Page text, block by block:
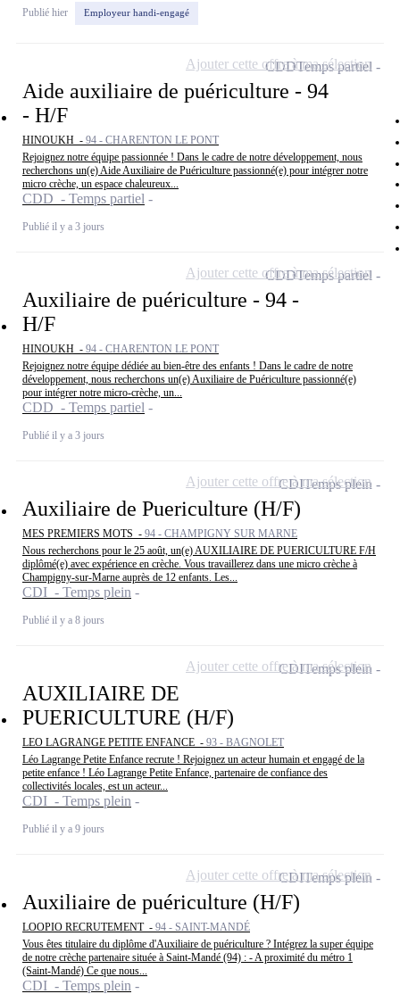
Publié hier Employeur handi-engagé
Aide auxiliaire de puériculture - 94
- H/F
HINOUKH - 94 - CHARENTON LE PONT
Rejoignez notre équipe passionnée ! Dans le cadre de notre développement, nous
recherchons un(e) Aide Auxiliaire de Puériculture passionné(e) pour intégrer notre
micro crèche, un espace chaleureux...
CDD - Temps partiel
Publié il y a 3 jours
CDDTemps partiel
Ajouter cette offre à ma sélection
Auxiliaire de puériculture - 94 -
H/F
HINOUKH - 94 - CHARENTON LE PONT
Rejoignez notre équipe dédiée au bien-être des enfants ! Dans le cadre de notre
développement, nous recherchons un(e) Auxiliaire de Puériculture passionné(e)
pour intégrer notre micro-crèche, un...
CDD - Temps partiel
Publié il y a 3 jours
CDDTemps partiel
Ajouter cette offre à ma sélection
Auxiliaire de Puericulture (H/F)
MES PREMIERS MOTS - 94 - CHAMPIGNY SUR MARNE
Nous recherchons pour le 25 août, un(e) AUXILIAIRE DE PUERICULTURE F/H
diplômé(e) avec expérience en crèche. Vous travaillerez dans une micro crèche à
Champigny-sur-Marne auprès de 12 enfants. Les...
CDI - Temps plein
Publié il y a 8 jours
CDITemps plein
Ajouter cette offre à ma sélection
AUXILIAIRE DE
PUERICULTURE (H/F)
LEO LAGRANGE PETITE ENFANCE - 93 - BAGNOLET
Léo Lagrange Petite Enfance recrute ! Rejoignez un acteur humain et engagé de la
petite enfance ! Léo Lagrange Petite Enfance, partenaire de confiance des
collectivités locales, est un acteur...
CDI - Temps plein
Publié il y a 9 jours
CDITemps plein
Ajouter cette offre à ma sélection
Auxiliaire de puériculture (H/F)
LOOPIO RECRUTEMENT - 94 - SAINT-MANDÉ
Vous êtes titulaire du diplôme d'Auxiliaire de puériculture ? Intégrez la super équipe
de notre crèche partenaire située à Saint-Mandé (94) : - A proximité du métro 1
(Saint-Mandé) Ce que nous...
CDI - Temps plein
CDITemps plein
Ajouter cette offre à ma sélection